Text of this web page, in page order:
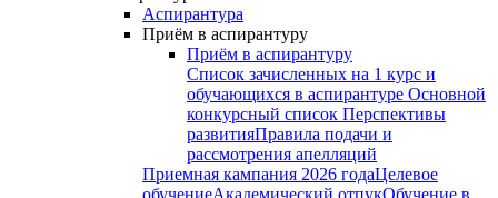
Аспирантура
Приём в аспирантуру
Приём в аспирантуру
Список зачисленных на 1 курс и
обучающихся в аспирантуре Основной
конкурсный список Перспективы
развитияПравила подачи и
рассмотрения апелляций
Приемная кампания 2026 годаЦелевое
обучениеАкадемический отпукОбучение в